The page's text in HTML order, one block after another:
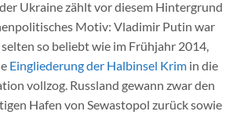
Ukraine zählt vor diesem Hintergrund
Motiv: Vladimir Putin war
so beliebt wie im Frühjahr 2014,
Eingliederung der Halbinsel Krimin die
vollzog. Russland gewann zwar den
Hafen von Sewastopol zurück sowie